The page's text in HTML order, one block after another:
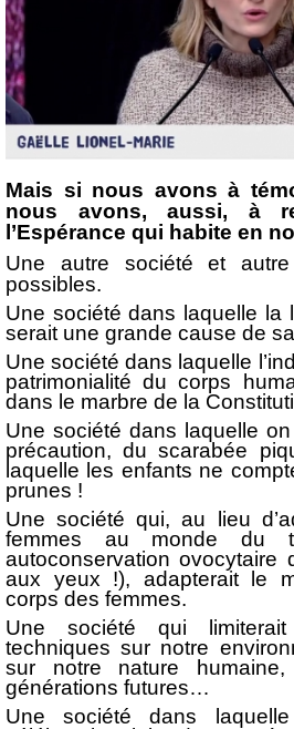
Mais si nous avons à
nous avons, aussi, à
l’Espérance qui habite en
Une autre société et
possibles.
Une société dans laquelle la
serait une grande cause de
Une société dans laquelle
patrimonialité du corps
dans le marbre de la
Une société dans laquelle
précaution, du scarabée
laquelle les enfants ne
prunes !
Une société qui, au lieu
femmes au monde du
autoconservation ovocytaire
aux yeux !), adapterait le
corps des femmes.
Une société qui limiterait
techniques sur notre
sur notre nature
générations futures…
Une société dans